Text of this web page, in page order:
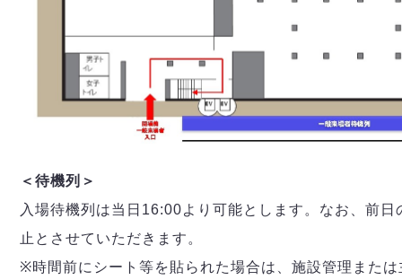
＜待機列＞
入場待機列は当日16:00より可能とします。なお、前日
止とさせていただきます。
※時間前にシート等を貼られた場合は、施設管理また